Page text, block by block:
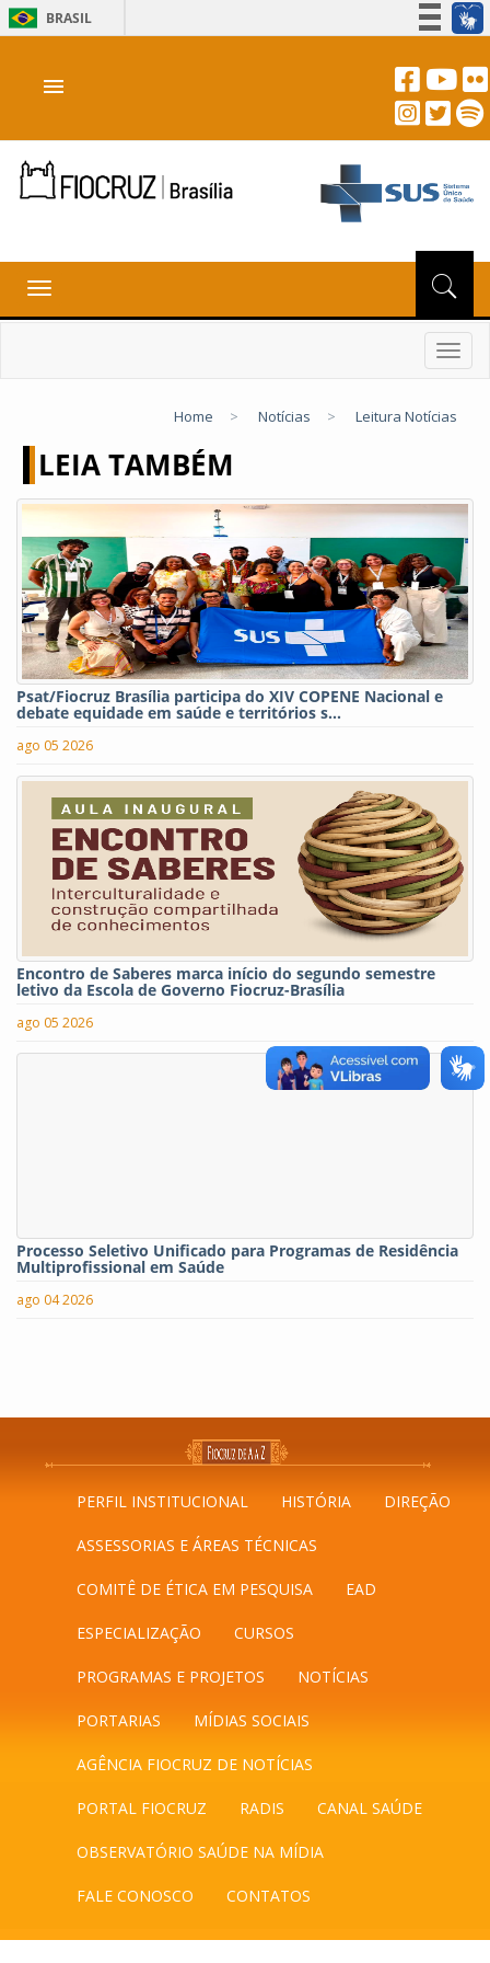
BRASIL
Acesso à informação
Canais
menu
Toggle
navigation
Home > Notícias > Leitura Notícias
LEIA TAMBÉM
Psat/Fiocruz Brasília participa do XIV COPENE Nacional e
debate equidade em saúde e territórios s...
ago 05 2026
Encontro de Saberes marca início do segundo semestre
letivo da Escola de Governo Fiocruz-Brasília
ago 05 2026
Processo Seletivo Unificado para Programas de Residência
Multiprofissional em Saúde
ago 04 2026
PERFIL INSTITUCIONAL HISTÓRIA DIREÇÃO
ASSESSORIAS E ÁREAS TÉCNICAS
COMITÊ DE ÉTICA EM PESQUISA EAD
ESPECIALIZAÇÃO CURSOS
PROGRAMAS E PROJETOS NOTÍCIAS
PORTARIAS MÍDIAS SOCIAIS
AGÊNCIA FIOCRUZ DE NOTÍCIAS
PORTAL FIOCRUZ RADIS CANAL SAÚDE
OBSERVATÓRIO SAÚDE NA MÍDIA
FALE CONOSCO CONTATOS